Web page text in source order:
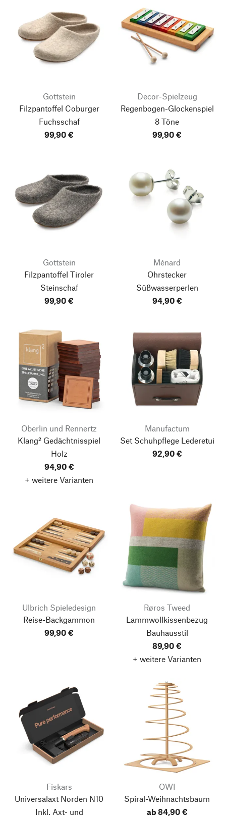
Gottstein
Filzpantoffel Coburger
Fuchsschaf
99,90 €
Decor-Spielzeug
Regenbogen-Glockenspiel
8 Töne
99,90 €
Gottstein
Filzpantoffel Tiroler
Steinschaf
99,90 €
Ménard
Ohrstecker
Süßwasserperlen
94,90 €
Oberlin und Rennertz
Klang² Gedächtnisspiel
Holz
94,90 €
+ weitere Varianten
Manufactum
Set Schuhpflege Lederetui
92,90 €
Ulbrich Spieledesign
Reise-Backgammon
99,90 €
Røros Tweed
Lammwollkissenbezug
Bauhausstil
89,90 €
+ weitere Varianten
Fiskars
Universalaxt Norden N10
Inkl. Axt- und
OWI
Spiral-Weihnachtsbaum
ab 84,90 €